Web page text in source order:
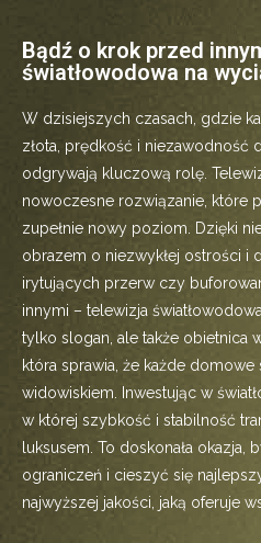
Bądź o krok przed
światłowodowa na
W dzisiejszych czasach, gdzie
złota, prędkość i niezawodność
odgrywają kluczową rolę.
nowoczesne rozwiązanie, które
zupełnie nowy poziom. Dzięki
obrazem o niezwykłej ostrości i
irytujących przerw czy
innymi – telewizja
tylko slogan, ale także obietnica
która sprawia, że każde
widowiskiem. Inwestując w
w której szybkość i stabilność
luksusem. To doskonała
ograniczeń i cieszyć się
najwyższej jakości, jaką oferuje